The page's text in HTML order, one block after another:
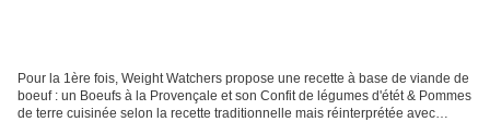
Pour la 1ère fois, Weight Watchers propose une recette à base de viande de
boeuf : un Boeufs à la Provençale et son Confit de légumes d'étét & Pommes
de terre cuisinée selon la recette traditionnelle mais réinterprétée avec